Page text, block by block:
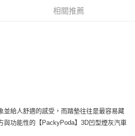
後，再付款。
到繳費通知簡訊。
進行付款，方視為交易完成。
欲退款等相關疑問，請聯繫「AFTEE先享後付
support/home
費$70)
相關推薦
並給人舒適的感受，而踏墊往往是最容易藏
與功能性的【PackyPoda】3D凹型煙灰汽車